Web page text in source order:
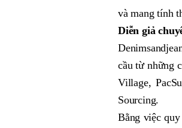
và mang tính
Diễn giả
cầu từ những
Village,
Sourcing.
Bằng việc